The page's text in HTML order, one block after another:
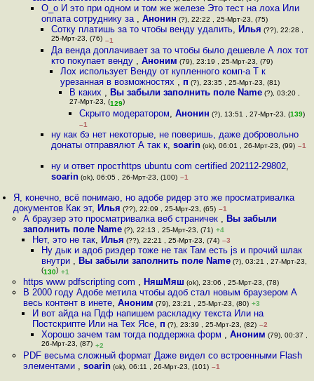
О_о И это при одном и том же железе Это тест на лоxа Или
оплата сотруднику за ,Анонин (?), 22:22 , 25-Мрт-23, (75)
Сотку платишь за то чтобы венду удалить, Илья (??), 22:28 ,
25-Мрт-23, (76) –1
Да венда доплачивает за то чтобы было дешевле А лох тот
кто покупает венду , Аноним (79), 23:19 , 25-Мрт-23, (79)
Лох использует Венду от купленного комп-а Т к
урезанная в возможностях , п (?), 23:35 , 25-Мрт-23, (81)
В каких , Вы забыли заполнить поле Name (?), 03:20 ,
27-Мрт-23, (129)
Скрыто модератором, Анонин (?), 13:51 , 27-Мрт-23, (139)
–1
ну как бэ нет некоторые, не поверишь, даже добровольно
донаты отправялют А так к, soarin(ok), 06:01 , 26-Мрт-23, (99) –1
ну и ответ простhttps ubuntu com certified 202112-29802,
soarin(ok), 06:05 , 26-Мрт-23, (100) –1
Я, конечно, всё понимаю, но адобе ридер это же просматривалка
документов Как эт, Илья (??), 22:09 , 25-Мрт-23, (65) –1
А браузер это просматривалка веб страничек , Вы забыли
заполнить поле Name(?), 22:13 , 25-Мрт-23, (71) +4
Нет, это не так, Илья (??), 22:21 , 25-Мрт-23, (74) –3
Ну дык и адоб риэдер тоже не так Там есть js и прочий шлак
внутри , Вы забыли заполнить поле Name (?), 03:21 , 27-Мрт-23,
(130) +1
https www pdfscripting com , НяшМяш (ok), 23:06 , 25-Мрт-23, (78)
В 2000 году Адобе метила чтобы адоб стал новым браузером А
весь контент в инете, Аноним (79), 23:21 , 25-Мрт-23, (80) +3
И вот айда на Пдф напишем раскладку текста Или на
Постскрипте Или на Tex Ясе, п (?), 23:39 , 25-Мрт-23, (82) –2
Хорошо зачем там тогда поддержка форм ,Аноним (79), 00:37 ,
26-Мрт-23, (87) +2
PDF весьма сложный формат Даже видел со встроенными Flash
элементами , soarin(ok), 06:11 , 26-Мрт-23, (101) –1